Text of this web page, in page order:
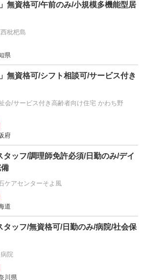
無資格可/午前のみ/小規模多機能型居
枇杷島
県
無資格可/シフト相談可/サービス付き
会/サービス付き高齢者向け住宅 かわち野
府
タッフ/調理師免許必須/日勤のみ/デイ
ケアセンターそよ風
道
タッフ/無資格可/日勤のみ/病院/社会保
院
川県